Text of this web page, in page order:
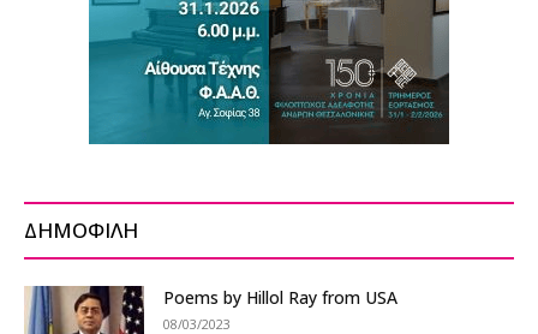
ΔΗΜΟΦΙΛΗ
Poems by Hillol Ray from USA
08/03/2023